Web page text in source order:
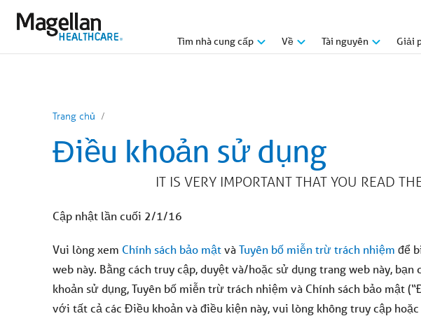
đang
Tìm nhà cung cấp Về Tài nguyên Giải
Trang chủ
Điều khoản sử dụng
IT IS VERY IMPORTANT THAT YOU READ
Cập nhật lần cuối 2/1/16
Vui lòng xem Chính sách bảo mậtvàTuyên bố miễn trừ trách nhiệm để
web này. Bằng cách truy cập, duyệt và/hoặc sử dụng trang web này,
khoản sử dụng, Tuyên bố miễn trừ trách nhiệm và Chính sách bảo mật
với tất cả các Điều khoản và điều kiện này, vui lòng không truy cập